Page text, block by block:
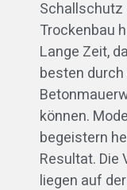
Schallschutz
Trockenbau
Lange Zeit,
besten
können.
begeistern
Resultat. Die
liegen auf